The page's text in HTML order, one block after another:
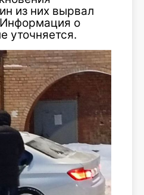
из них вырвал
о
уточняется.